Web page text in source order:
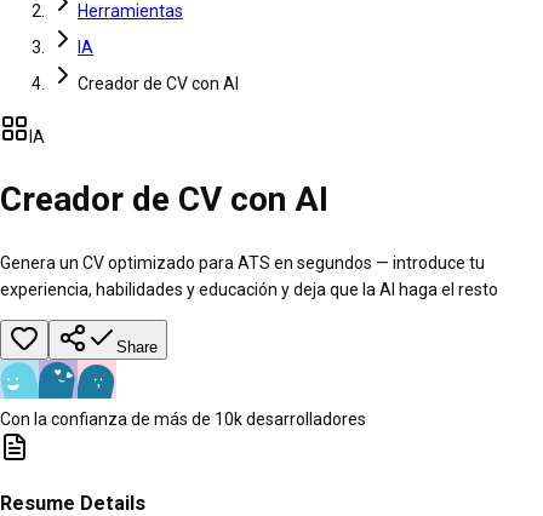
Herramientas
IA
Creador de CV con AI
IA
Creador de CV con AI
Genera un CV optimizado para ATS en segundos — introduce tu
experiencia, habilidades y educación y deja que la AI haga el resto
Share
Con la confianza de más de 10k desarrolladores
Resume Details